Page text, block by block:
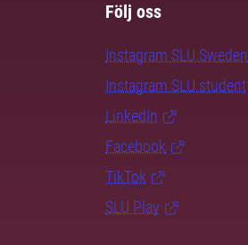
Följ oss
Instagram SLU.Sweden
Instagram SLU.student
LinkedIn
Facebook
TikTok
SLU Play